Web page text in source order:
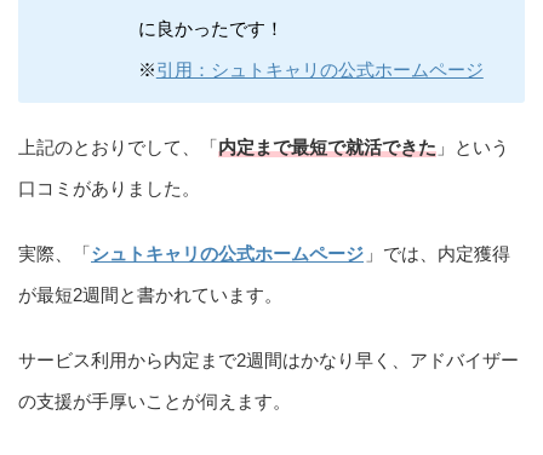
に良かったです！
※引用：シュトキャリの公式ホームページ
上記のとおりでして、「内定まで最短で就活できた 」という
口コミがありました。
実際、「シュトキャリの公式ホームページ 」では、内定獲得
が最短2週間と書かれています。
サービス利用から内定まで2週間はかなり早く、アドバイザー
の支援が手厚いことが伺えます。